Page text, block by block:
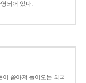
되어 있다.
이 쏟아져 들어오는 외국